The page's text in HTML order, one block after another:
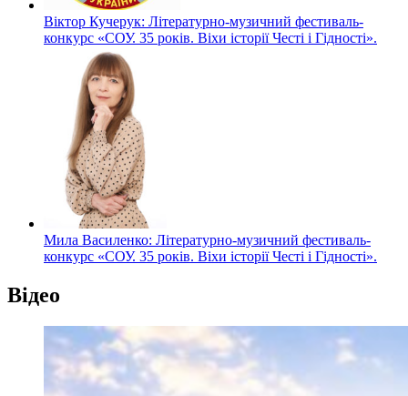
Віктор Кучерук: Літературно-музичний фестиваль-
конкурс «СОУ. 35 років. Віхи історії Честі і Гідності».
Мила Василенко: Літературно-музичний фестиваль-
конкурс «СОУ. 35 років. Віхи історії Честі і Гідності».
Відео